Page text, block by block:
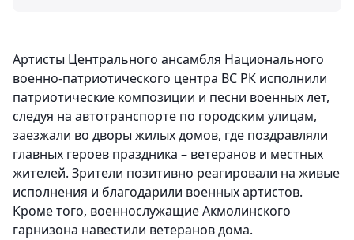
Артисты Центрального ансамбля Национального
военно-патриотического центра ВС РК исполнили
патриотические композиции и песни военных лет,
следуя на автотранспорте по городским улицам,
заезжали во дворы жилых домов, где поздравляли
главных героев праздника – ветеранов и местных
жителей. Зрители позитивно реагировали на живые
исполнения и благодарили военных артистов.
Кроме того, военнослужащие Акмолинского
гарнизона навестили ветеранов дома.